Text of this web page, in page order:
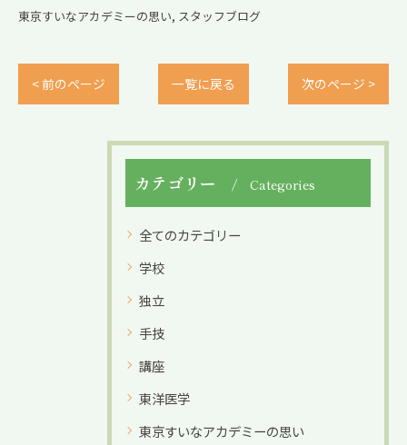
東京すいなアカデミーの思い スタッフブログ
< 前のページ 一覧に戻る 次のページ >
カテゴリー Categories
全てのカテゴリー
学校
独立
手技
講座
東洋医学
東京すいなアカデミーの思い